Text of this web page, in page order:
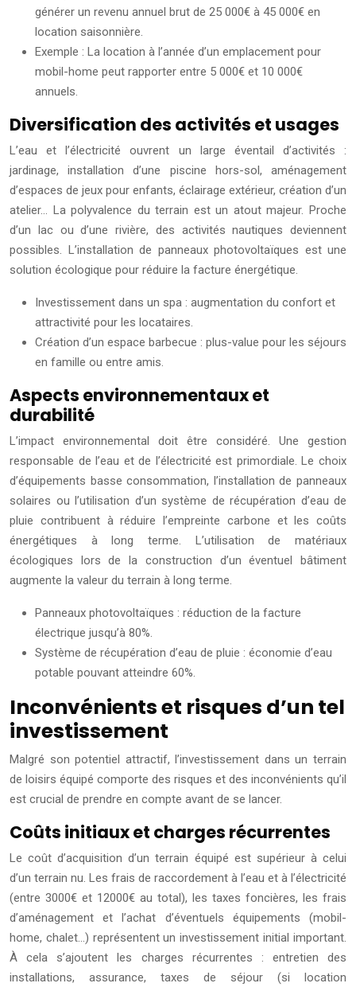
générer un revenu annuel brut de 25 000€ à 45 000€ en
location saisonnière.
Exemple : La location à l’année d’un emplacement pour
mobil-home peut rapporter entre 5 000€ et 10 000€
annuels.
Diversification des activités et usages
L’eau et l’électricité ouvrent un large éventail d’activités :
jardinage, installation d’une piscine hors-sol, aménagement
d’espaces de jeux pour enfants, éclairage extérieur, création d’un
atelier… La polyvalence du terrain est un atout majeur. Proche
d’un lac ou d’une rivière, des activités nautiques deviennent
possibles. L’installation de panneaux photovoltaïques est une
solution écologique pour réduire la facture énergétique.
Investissement dans un spa : augmentation du confort et
attractivité pour les locataires.
Création d’un espace barbecue : plus-value pour les séjours
en famille ou entre amis.
Aspects environnementaux et
durabilité
L’impact environnemental doit être considéré. Une gestion
responsable de l’eau et de l’électricité est primordiale. Le choix
d’équipements basse consommation, l’installation de panneaux
solaires ou l’utilisation d’un système de récupération d’eau de
pluie contribuent à réduire l’empreinte carbone et les coûts
énergétiques à long terme. L’utilisation de matériaux
écologiques lors de la construction d’un éventuel bâtiment
augmente la valeur du terrain à long terme.
Panneaux photovoltaïques : réduction de la facture
électrique jusqu’à 80%.
Système de récupération d’eau de pluie : économie d’eau
potable pouvant atteindre 60%.
Inconvénients et risques d’un tel
investissement
Malgré son potentiel attractif, l’investissement dans un terrain
de loisirs équipé comporte des risques et des inconvénients qu’il
est crucial de prendre en compte avant de se lancer.
Coûts initiaux et charges récurrentes
Le coût d’acquisition d’un terrain équipé est supérieur à celui
d’un terrain nu. Les frais de raccordement à l’eau et à l’électricité
(entre 3000€ et 12000€ au total), les taxes foncières, les frais
d’aménagement et l’achat d’éventuels équipements (mobil-
home, chalet…) représentent un investissement initial important.
À cela s’ajoutent les charges récurrentes : entretien des
installations, assurance, taxes de séjour (si location